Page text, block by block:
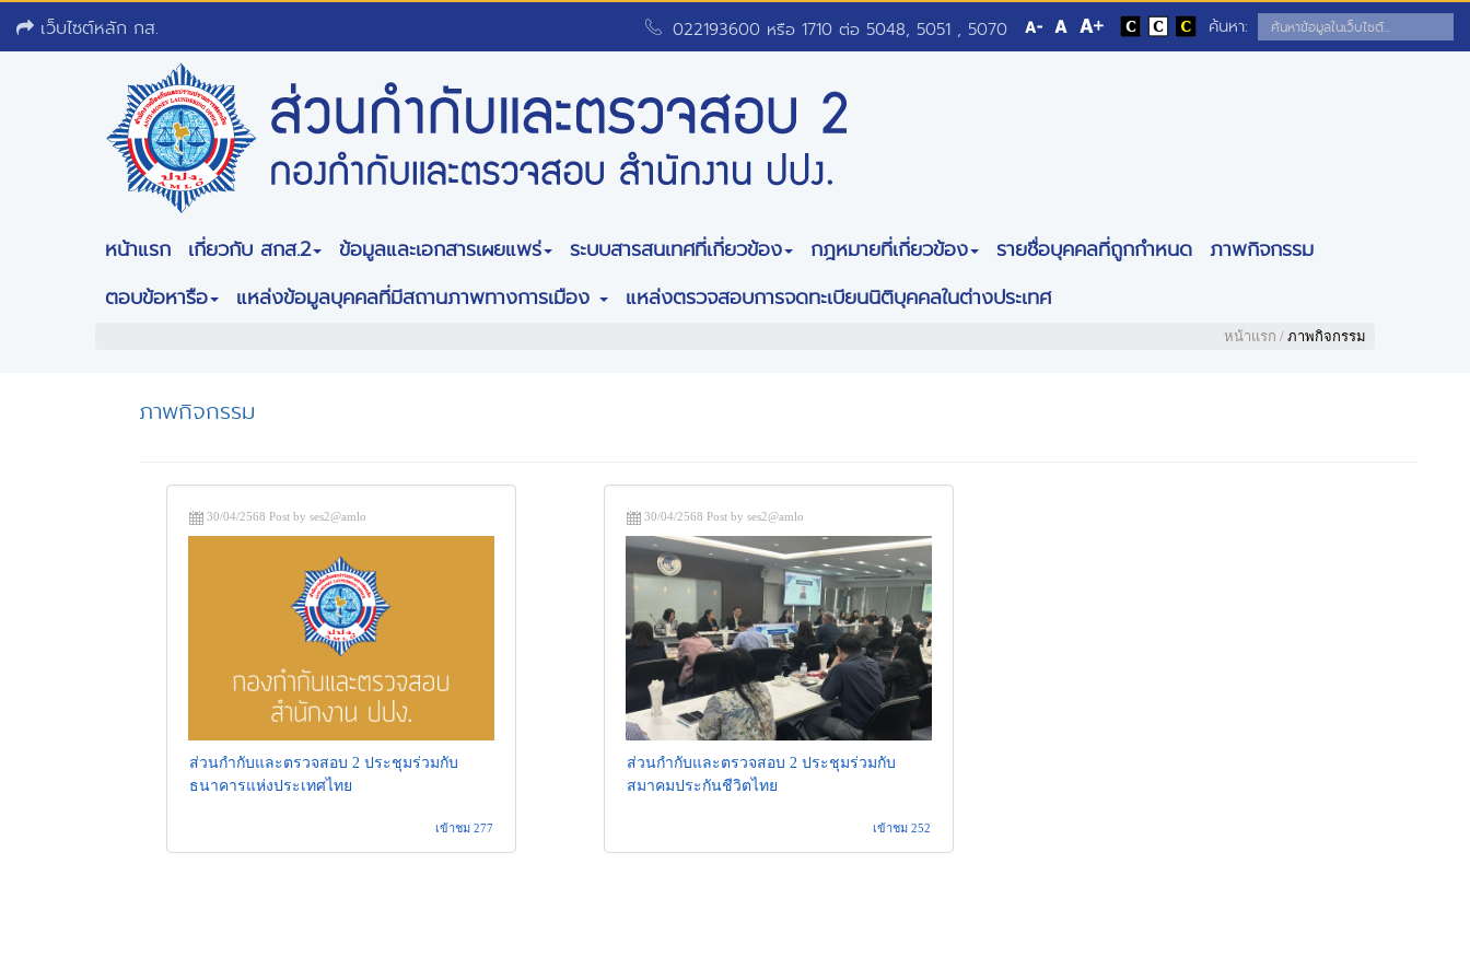
เว็บไซต์หลัก กส. ค้นหา:
022193600 หรือ 1710 ต่อ 5048, 5051 , 5070
หน้าแรก เกี่ยวกับ สกส.2 ข้อมูลและเอกสารเผยแพร่ ระบบสารสนเทศที่เกี่ยวข้อง กฎหมายที่เกี่ยวข้อง รายชื่อบุคคลที่ถูกกำหนด
ภาพกิจกรรม
ตอบข้อหารือ
แหล่งข้อมูลบุคคลที่มีสถานภาพทางการเมือง แหล่งตรวจสอบการจดทะเบียนนิติบุคคลในต่างประเทศ
หน้าแรก / ภาพกิจกรรม
ภาพกิจกรรม
30/04/2568 Post by ses2@amlo
ส่วนกำกับและตรวจสอบ 2 ประชุมร่วมกับ
ธนาคารแห่งประเทศไทย
เข้าชม 277
30/04/2568 Post by ses2@amlo
ส่วนกำกับและตรวจสอบ 2 ประชุมร่วมกับ
สมาคมประกันชีวิตไทย
เข้าชม 252